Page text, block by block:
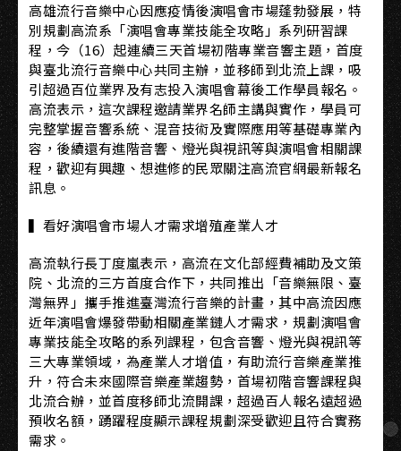
高雄流行音樂中心因應疫情後演唱會市場蓬勃發展，特
別規劃高流系「演唱會專業技能全攻略」系列研習課
程，今（16）起連續三天首場初階專業音響主題，首度
與臺北流行音樂中心共同主辦，並移師到北流上課，吸
引超過百位業界及有志投入演唱會幕後工作學員報名。
高流表示，這次課程邀請業界名師主講與實作，學員可
完整掌握音響系統、混音技術及實際應用等基礎專業內
容，後續還有進階音響、燈光與視訊等與演唱會相關課
程，歡迎有興趣、想進修的民眾關注高流官網最新報名
訊息。
▍看好演唱會市場人才需求增殖產業人才
高流執行長丁度嵐表示，高流在文化部經費補助及文策
院、北流的三方首度合作下，共同推出「音樂無限、臺
灣無界」攜手推進臺灣流行音樂的計畫，其中高流因應
近年演唱會爆發帶動相關產業鏈人才需求，規劃演唱會
專業技能全攻略的系列課程，包含音響、燈光與視訊等
三大專業領域，為產業人才增值，有助流行音樂產業推
升，符合未來國際音樂產業趨勢，首場初階音響課程與
北流合辦，並首度移師北流開課，超過百人報名遠超過
預收名額，踴躍程度顯示課程規劃深受歡迎且符合實務
需求。